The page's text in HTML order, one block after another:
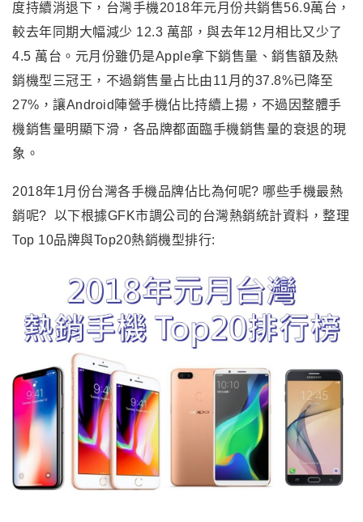
度持續消退下，台灣手機2018年元月份共銷售56.9萬台，
較去年同期大幅減少 12.3 萬部，與去年12月相比又少了
4.5 萬台。元月份雖仍是Apple拿下銷售量、銷售額及熱
銷機型三冠王，不過銷售量占比由11月的37.8%已降至
27%，讓Android陣營手機佔比持續上揚，不過因整體手
機銷售量明顯下滑，各品牌都面臨手機銷售量的衰退的現
象 。
2018年1月份台灣各手機品牌佔比為何呢? 哪些手機最熱
銷呢? 以下根據GFK市調公司的台灣熱銷統計資料，整理
Top 10品牌與Top20熱銷機型排行: